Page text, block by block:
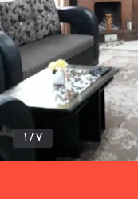
1 / 7